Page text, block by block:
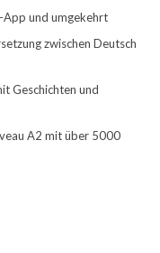
und umgekehrt
zwischen Deutsch
Geschichten und
A2 mit über 5000